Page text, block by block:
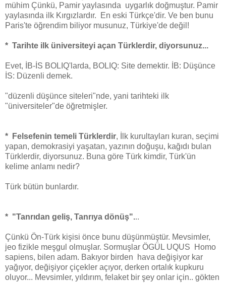
mühim Çünkü, Pamir yaylasında uygarlık doğmuştur. Pamir
yaylasında ilk Kırgızlardır. En eski Türkçe'dir. Ve ben bunu
Paris'te öğrendim biliyor musunuz, Türkiye'de değil!
* Tarihte ilk üniversiteyi açan Türklerdir, diyorsunuz...
Evet, İB-İS BOLIQ'larda, BOLIQ: Site demektir. İB: Düşünce
İS: Düzenli demek.
"düzenli düşünce siteleri"nde, yani tarihteki ilk
"üniversiteler"de öğretmişler.
* Felsefenin temeli Türklerdir, İlk kurultayları kuran, seçimi
yapan, demokrasiyi yaşatan, yazının doğuşu, kağıdı bulan
Türklerdir, diyorsunuz. Buna göre Türk kimdir, Türk'ün
kelime anlamı nedir?
Türk bütün bunlardır.
* "Tanrıdan geliş, Tanrıya dönüş"...
Çünkü Ön-Türk kişisi önce bunu düşünmüştür. Mevsimler,
jeo fizikle meşgul olmuşlar. Sormuşlar ÖGÜL UQUS Homo
sapiens, bilen adam. Bakıyor birden hava değişiyor kar
yağıyor, değişiyor çiçekler açıyor, derken ortalık kupkuru
oluyor... Mevsimler, yıldırım, felaket bir şey onlar için.. gökten